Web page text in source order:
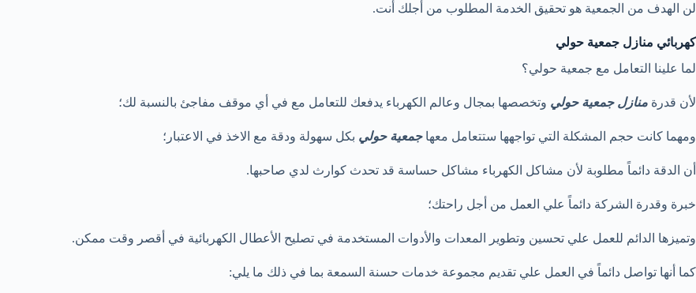
لن الهدف من الجمعية هو تحقيق الخدمة المطلوب من أجلك أنت.
كهربائي منازل جمعية حولي
لما علينا التعامل مع جمعية حولي؟
لأن قدرة منازل جمعية حولي وتخصصها بمجال وعالم الكهرباء يدفعك للتعامل مع في أي موقف مفاجئ بالنسبة لك؛
ومهما كانت حجم المشكلة التي تواجهها ستتعامل معهاجمعية حولي بكل سهولة ودقة مع الاخذ في الاعتبار؛
أن الدقة دائماً مطلوبة لأن مشاكل الكهرباء مشاكل حساسة قد تحدث كوارث لدي صاحبها.
خبرة وقدرة الشركة دائماً علي العمل من أجل راحتك؛
وتميزها الدائم للعمل علي تحسين وتطوير المعدات والأدوات المستخدمة في تصليح الأعطال الكهربائية في أقصر وقت ممكن.
كما أنها تواصل دائماً في العمل علي تقديم مجموعة خدمات حسنة السمعة بما في ذلك ما يلي: